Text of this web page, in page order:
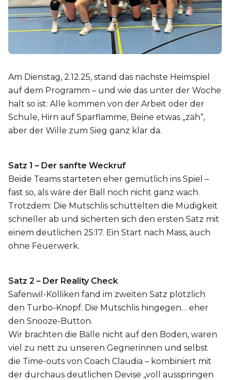
Am Dienstag, 2.12.25, stand das nächste Heimspiel
auf dem Programm – und wie das unter der Woche
halt so ist: Alle kommen von der Arbeit oder der
Schule, Hirn auf Sparflamme, Beine etwas „zäh“,
aber der Wille zum Sieg ganz klar da.
Satz 1 – Der sanfte Weckruf
Beide Teams starteten eher gemütlich ins Spiel –
fast so, als wäre der Ball noch nicht ganz wach.
Trotzdem: Die Mutschlis schüttelten die Müdigkeit
schneller ab und sicherten sich den ersten Satz mit
einem deutlichen 25:17. Ein Start nach Mass, auch
ohne Feuerwerk.
Satz 2 – Der Reality Check
Safenwil-Kölliken fand im zweiten Satz plötzlich
den Turbo-Knopf. Die Mutschlis hingegen… eher
den Snooze-Button.
Wir brachten die Bälle nicht auf den Boden, waren
viel zu nett zu unseren Gegnerinnen und selbst
die Time-outs von Coach Claudia – kombiniert mit
der durchaus deutlichen Devise „voll ausspringen